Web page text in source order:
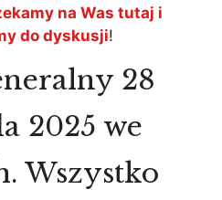
na Was tutaj i
do dyskusji!
28
2025 we
Wszystko